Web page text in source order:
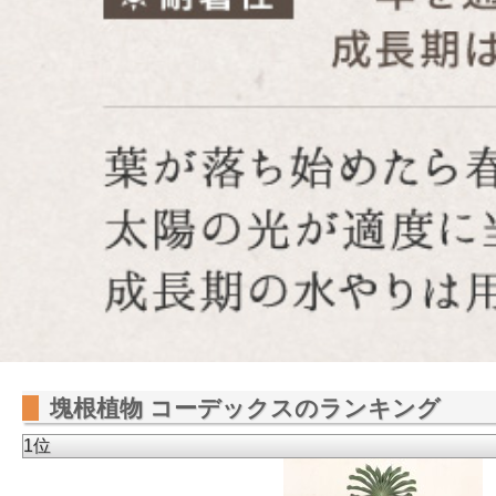
塊根植物 コーデックスのランキング
1位